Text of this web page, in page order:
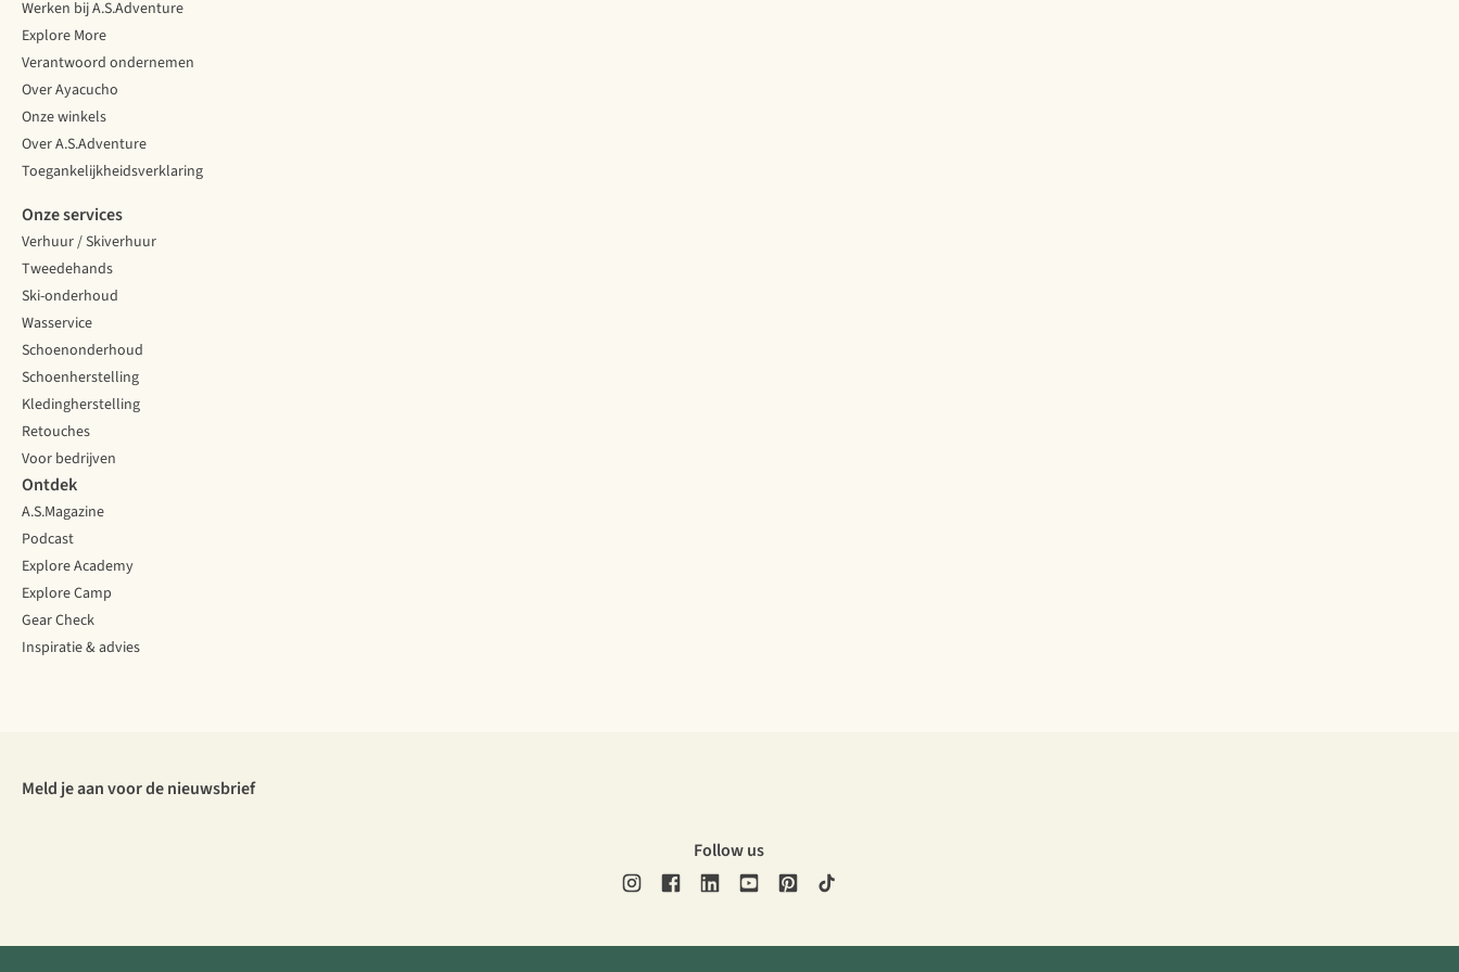
Werken bij A.S.Adventure
Explore More
Verantwoord ondernemen
Over Ayacucho
Onze winkels
Over A.S.Adventure
Toegankelijkheidsverklaring
Onze services
Verhuur / Skiverhuur
Tweedehands
Ski-onderhoud
Wasservice
Schoenonderhoud
Schoenherstelling
Kledingherstelling
Retouches
Voor bedrijven
Ontdek
A.S.Magazine
Podcast
Explore Academy
Explore Camp
Gear Check
Inspiratie & advies
Meld je aan voor de nieuwsbrief
Follow us